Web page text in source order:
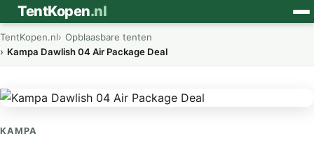
TentKopen.nl
TentKopen.nl
Opblaasbare tenten
Kampa Dawlish 04 Air Package Deal
KAMPA